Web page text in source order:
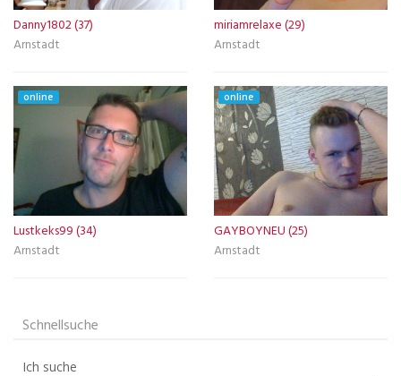
Danny1802 (37)
Arnstadt
miriamrelaxe (29)
Arnstadt
online
Lustkeks99 (34)
Arnstadt
online
GAYBOYNEU (25)
Arnstadt
Schnellsuche
Ich suche